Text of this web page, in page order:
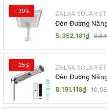
- 39% ZALAA SOLAR
Đèn Đường
ZL-BWH Cao
5.352.181₫
- 25% ZALAA SOLAR
Đèn Đường
ZALAA ZL-
8.191.118₫